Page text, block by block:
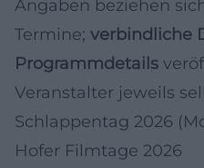
Angaben beziehen
Termine; verbindliche
Programmdetails
Veranstalter jeweils
Schlappentag 2026
Hofer Filmtage 2026